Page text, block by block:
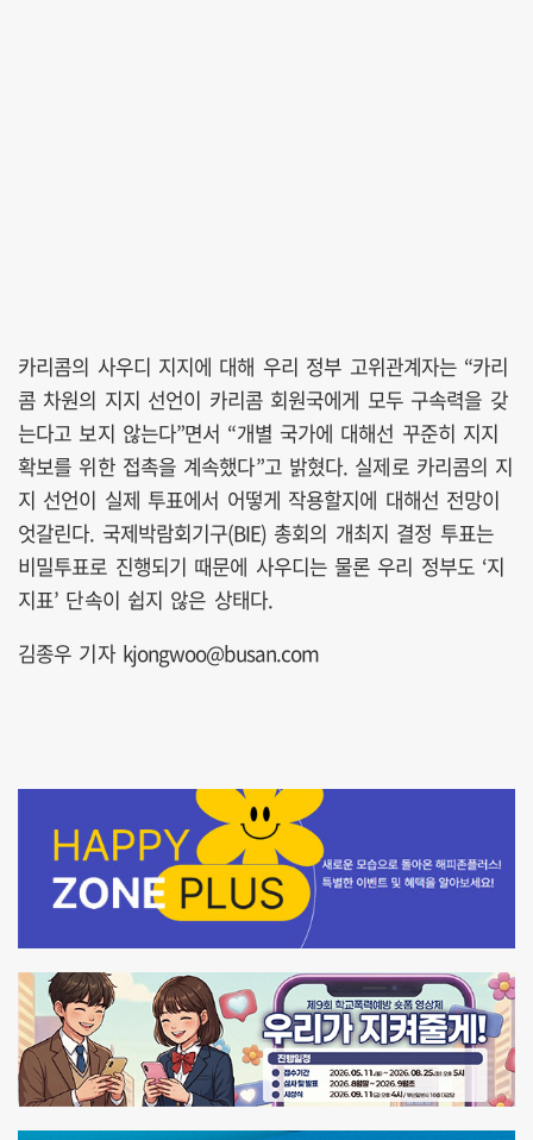
카리콤의 사우디 지지에 대해 우리 정부 고위관계자는 “카리
콤 차원의 지지 선언이 카리콤 회원국에게 모두 구속력을 갖
는다고 보지 않는다”면서 “개별 국가에 대해선 꾸준히 지지
확보를 위한 접촉을 계속했다”고 밝혔다. 실제로 카리콤의 지
지 선언이 실제 투표에서 어떻게 작용할지에 대해선 전망이
엇갈린다. 국제박람회기구(BIE) 총회의 개최지 결정 투표는
비밀투표로 진행되기 때문에 사우디는 물론 우리 정부도 ‘지
지표’ 단속이 쉽지 않은 상태다.
김종우 기자 kjongwoo@busan.com